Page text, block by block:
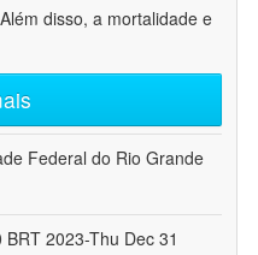
disso, a mortalidade e
Federal do Rio Grande
2023-Thu Dec 31